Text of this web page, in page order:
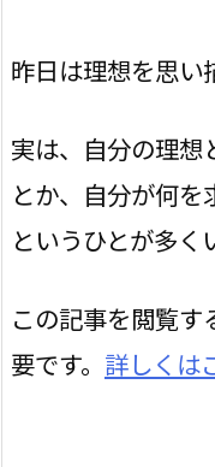
昨日は理想を思い
実は、自分の理想
とか、自分が何を
というひとが多く
この記事を閲覧
要です。 詳しくは